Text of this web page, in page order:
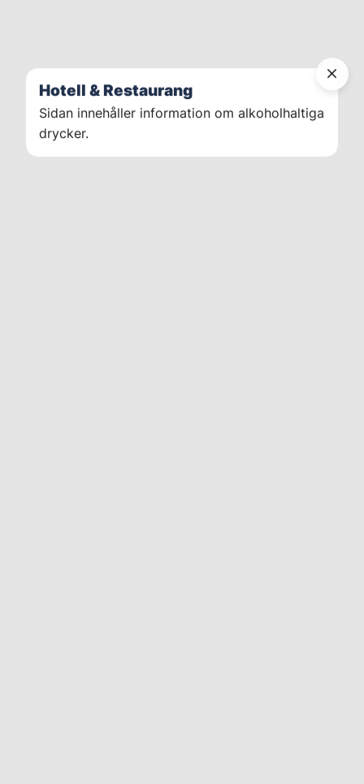
Hotell & Restaurang
Sidan innehåller information om alkoholhaltiga
drycker.